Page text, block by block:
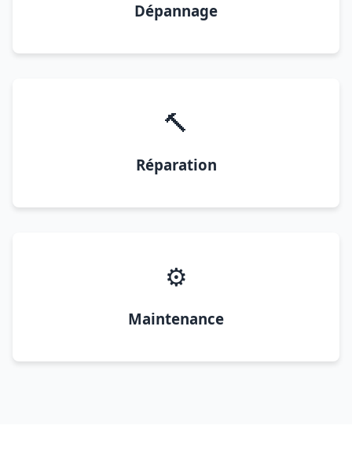
Dépannage
🔨
Réparation
⚙️
Maintenance